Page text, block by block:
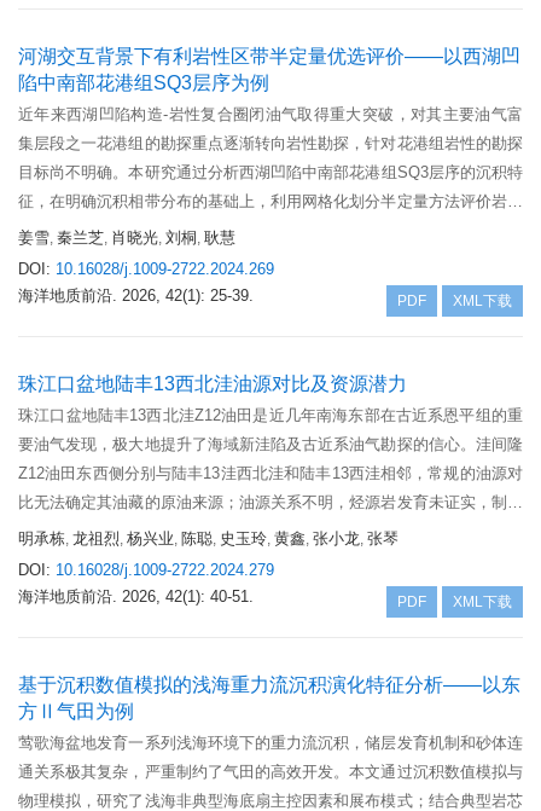
分布，进而对沉积储层的发育展布具有一定的控制作用；变换走滑构造可
以作为有利的油气聚集区带，也可以对油气分布起到分隔作用。
河湖交互背景下有利岩性区带半定量优选评价——以西湖凹
陷中南部花港组SQ3层序为例
近年来西湖凹陷构造-岩性复合圈闭油气取得重大突破，对其主要油气富
集层段之一花港组的勘探重点逐渐转向岩性勘探，针对花港组岩性的勘探
目标尚不明确。本研究通过分析西湖凹陷中南部花港组SQ3层序的沉积特
征，在明确沉积相带分布的基础上，利用网格化划分半定量方法评价岩性
目标发育潜力，指出有利砂体发育区，寻找有利岩性体，为今后寻找岩性
目标提供新方法。研究结果表明：①西湖凹陷中南部花港组SQ3层序内沉
积相主要发育河流相、浅水三角洲相和浅湖相，平面上具有明显分区分
带、垂向上具有交互演化的特征，平面上和垂向上河控主体区、河湖交互
岩性参数对岩性目标及油气充注影响顺序，构建了1套中南部带网格单元
构造-沉积多维半定量有利区优选评价方法；③指明了重点区分布和优势
沉积相为三角洲前缘复合砂坝，河道复合砂坝和河口坝。
姜雪, 秦兰芝, 肖晓光, 刘桐, 耿慧
DOI: 10.16028/j.1009-2722.2024.269
海洋地质前沿. 2026, 42(1): 25-39. PDF XML下载
珠江口盆地陆丰13西北洼油源对比及资源潜力
珠江口盆地陆丰13西北洼Z12油田是近几年南海东部在古近系恩平组的重
要油气发现，极大地提升了海域新洼陷及古近系油气勘探的信心。洼间隆
Z12油田东西侧分别与陆丰13洼西北洼和陆丰13西洼相邻，常规的油源对
比无法确定其油藏的原油来源；油源关系不明，烃源岩发育未证实，制约
了这类多洼少井区新洼陷的勘探潜力认识。为揭示该类油田原油的成因来
源，本文对Z12油田原油及烃源岩开展了精细的生物标志物分析，特别是
系统性进行了原油运移半定量示踪和饱和烃单体烃碳同位素实验分析，结
合油气运移模拟、断裂活动速率及地震相对比分析，进行了油源追溯。研
西北洼和陆丰13西洼烃源岩双洼贡献的特点，而且具有西北洼短距离近源
充注特征，这证实了陆丰13西北洼半深—深湖相烃源岩对洼间隆油藏的成
藏贡献，为陆丰13西北洼周边目标的部署提供了坚实的基础。
明承栋, 龙祖烈, 杨兴业, 陈聪, 史玉玲, 黄鑫, 张小龙, 张琴
DOI: 10.16028/j.1009-2722.2024.279
海洋地质前沿. 2026, 42(1): 40-51. PDF XML下载
基于沉积数值模拟的浅海重力流沉积演化特征分析——以东
方Ⅱ气田为例
莺歌海盆地发育一系列浅海环境下的重力流沉积，储层发育机制和砂体连
通关系极其复杂，严重制约了气田的高效开发。本文通过沉积数值模拟与
物理模拟，研究了浅海非典型海底扇主控因素和展布模式；结合典型岩芯